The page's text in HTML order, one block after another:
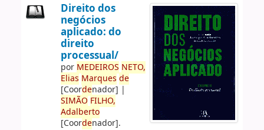
Direito dos
negócios
aplicado: do
direito
processual/
por MEDEIROS NETO,
Elias Marques de
[Coordenador] |
SIMÃO FILHO,
Adalberto
[Coordenador].